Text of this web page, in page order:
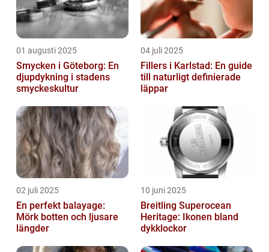
01 augusti 2025
Smycken i Göteborg: En
djupdykning i stadens
smyckeskultur
04 juli 2025
Fillers i Karlstad: En guide
till naturligt definierade
läppar
02 juli 2025
En perfekt balayage:
Mörk botten och ljusare
längder
10 juni 2025
Breitling Superocean
Heritage: Ikonen bland
dykklockor